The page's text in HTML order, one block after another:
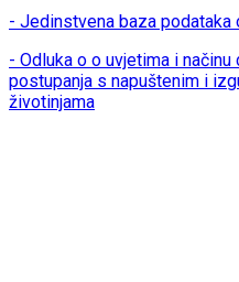
- Jedinstvena baza
- Odluka o o uvjetima i načinu
postupanja s napuštenim i
životinjama